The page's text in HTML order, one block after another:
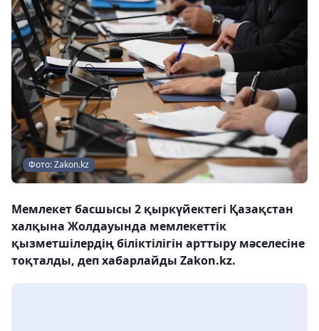
Фото: Zakon.kz
Мемлекет басшысы 2 қыркүйектегі Қазақстан
халқына Жолдауында мемлекеттік
қызметшілердің біліктілігін арттыру мәселесіне
тоқталды, деп хабарлайды Zakon.kz.